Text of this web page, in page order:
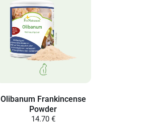
Olibanum Frankincense
Powder
14.70 €